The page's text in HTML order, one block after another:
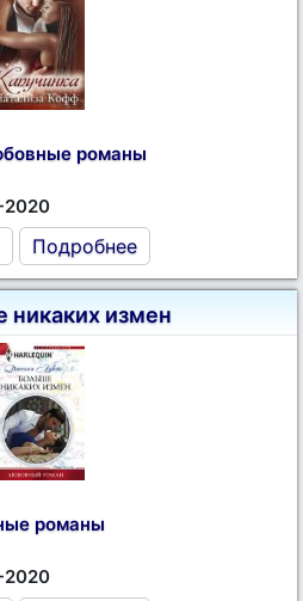
романы
Подробнее
измен
романы